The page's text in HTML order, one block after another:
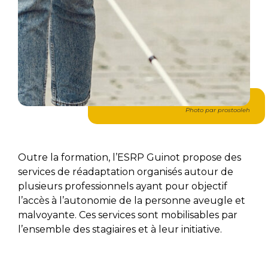
Photo par prostooleh
Outre la formation, l’ESRP Guinot propose des
services de réadaptation organisés autour de
plusieurs professionnels ayant pour objectif
l’accès à l’autonomie de la personne aveugle et
malvoyante. Ces services sont mobilisables par
l’ensemble des stagiaires et à leur initiative.